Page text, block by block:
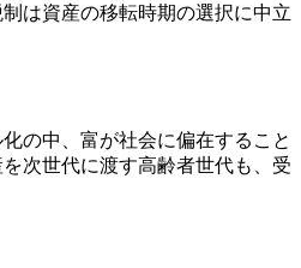
は資産の移転時期の選択に中立
の中、富が社会に偏在すること
次世代に渡す高齢者世代も、受